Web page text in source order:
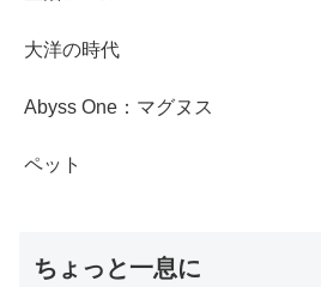
大洋の時代
Abyss One：マグヌス
ペット
ちょっと一息に